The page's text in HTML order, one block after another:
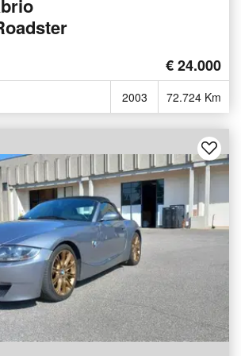
€ 24.000
2003 72.724 Km